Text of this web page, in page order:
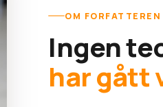
OM FORFATTEREN
Ingen
har gått